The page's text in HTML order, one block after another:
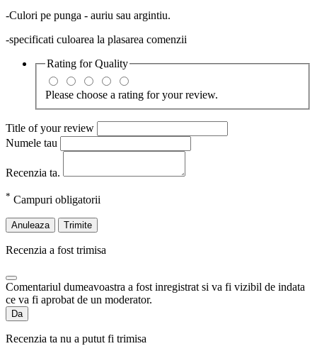
-Culori pe punga - auriu sau argintiu.
-specificati culoarea la plasarea comenzii
Rating forQuality
Please choose a rating for your review.
Title of your review
Numele tau
Recenzia ta.
* Campuri obligatorii
Anuleaza Trimite
Recenzia a fost trimisa
Comentariul dumeavoastra a fost inregistrat si va fi vizibil de indata
ce va fi aprobat de un moderator.
Da
Recenzia ta nu a putut fi trimisa